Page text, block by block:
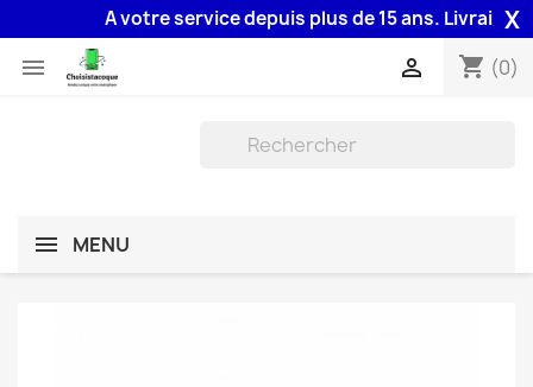
A votre service depuis plus de 15 ans. LivraisonX
 shopping_cart (0)

MENU